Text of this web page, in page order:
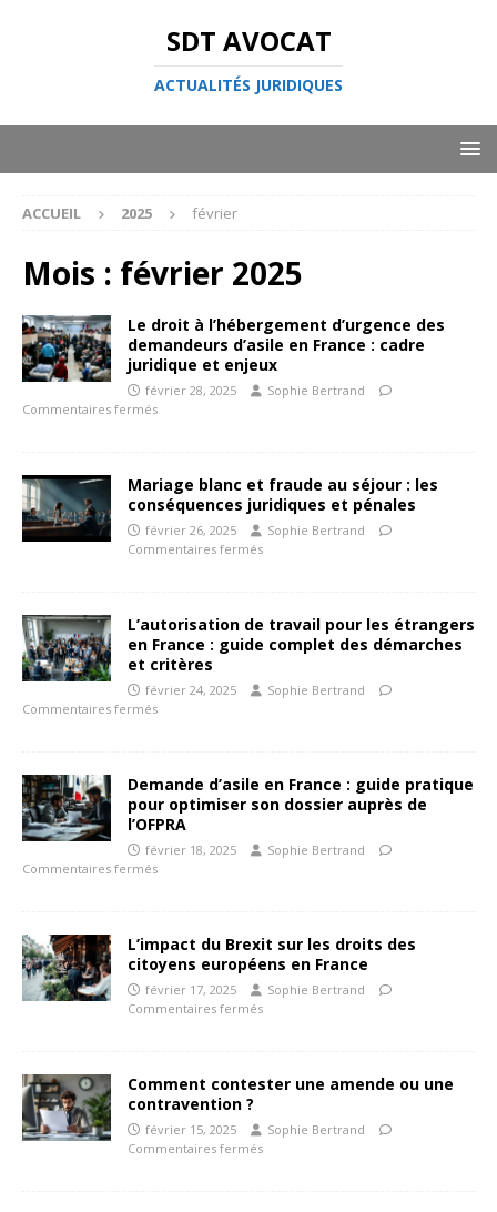
SDT AVOCAT
ACTUALITÉS JURIDIQUES
ACCUEIL 2025 février
Mois : février 2025
Le droit à l’hébergement d’urgence des
demandeurs d’asile en France : cadre
juridique et enjeux
février 28, 2025
Sophie Bertrand
Commentaires fermés
Mariage blanc et fraude au séjour : les
conséquences juridiques et pénales
février 26, 2025
Sophie Bertrand
Commentaires fermés
L’autorisation de travail pour les étrangers
en France : guide complet des démarches
et critères
février 24, 2025
Sophie Bertrand
Commentaires fermés
Demande d’asile en France : guide pratique
pour optimiser son dossier auprès de
l’OFPRA
février 18, 2025
Sophie Bertrand
Commentaires fermés
L’impact du Brexit sur les droits des
citoyens européens en France
février 17, 2025
Sophie Bertrand
Commentaires fermés
Comment contester une amende ou une
contravention ?
février 15, 2025
Sophie Bertrand
Commentaires fermés